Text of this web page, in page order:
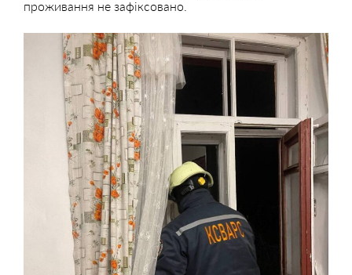
проживання не зафіксовано.